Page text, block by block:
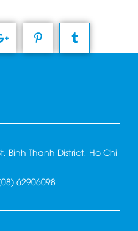
Binh Thanh District, Ho Chi
62906098